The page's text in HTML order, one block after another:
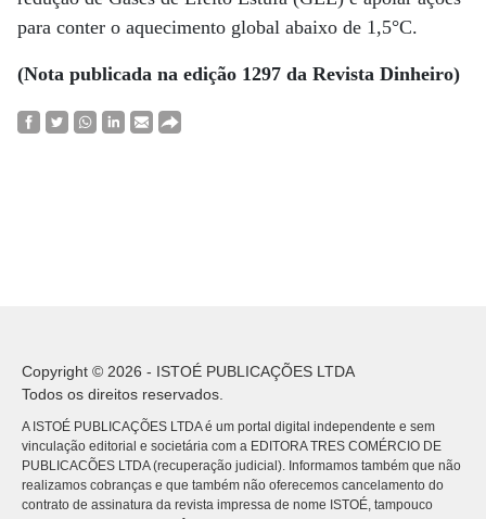
para conter o aquecimento global abaixo de 1,5°C.
(Nota publicada na edição 1297 da Revista Dinheiro)
Copyright © 2026 - ISTOÉ PUBLICAÇÕES LTDA
Todos os direitos reservados.
A ISTOÉ PUBLICAÇÕES LTDA é um portal digital independente e sem
vinculação editorial e societária com a EDITORA TRES COMÉRCIO DE
PUBLICACÕES LTDA (recuperação judicial). Informamos também que não
realizamos cobranças e que também não oferecemos cancelamento do
contrato de assinatura da revista impressa de nome ISTOÉ, tampouco